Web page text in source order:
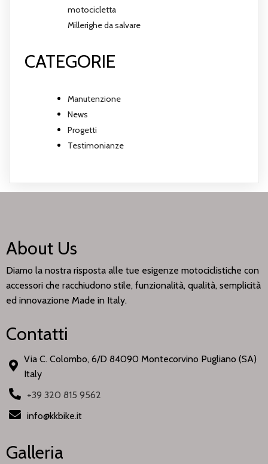
motocicletta
Millerighe da salvare
CATEGORIE
Manutenzione
News
Progetti
Testimonianze
About Us
Diamo la nostra risposta alle tue esigenze motociclistiche con
accessori che racchiudono stile, funzionalità, qualità, semplicità
ed innovazione Made in Italy.
Contatti
Via C. Colombo, 6/D 84090 Montecorvino Pugliano (SA)
Italy
+39 320 815 9562
info@kkbike.it
Galleria